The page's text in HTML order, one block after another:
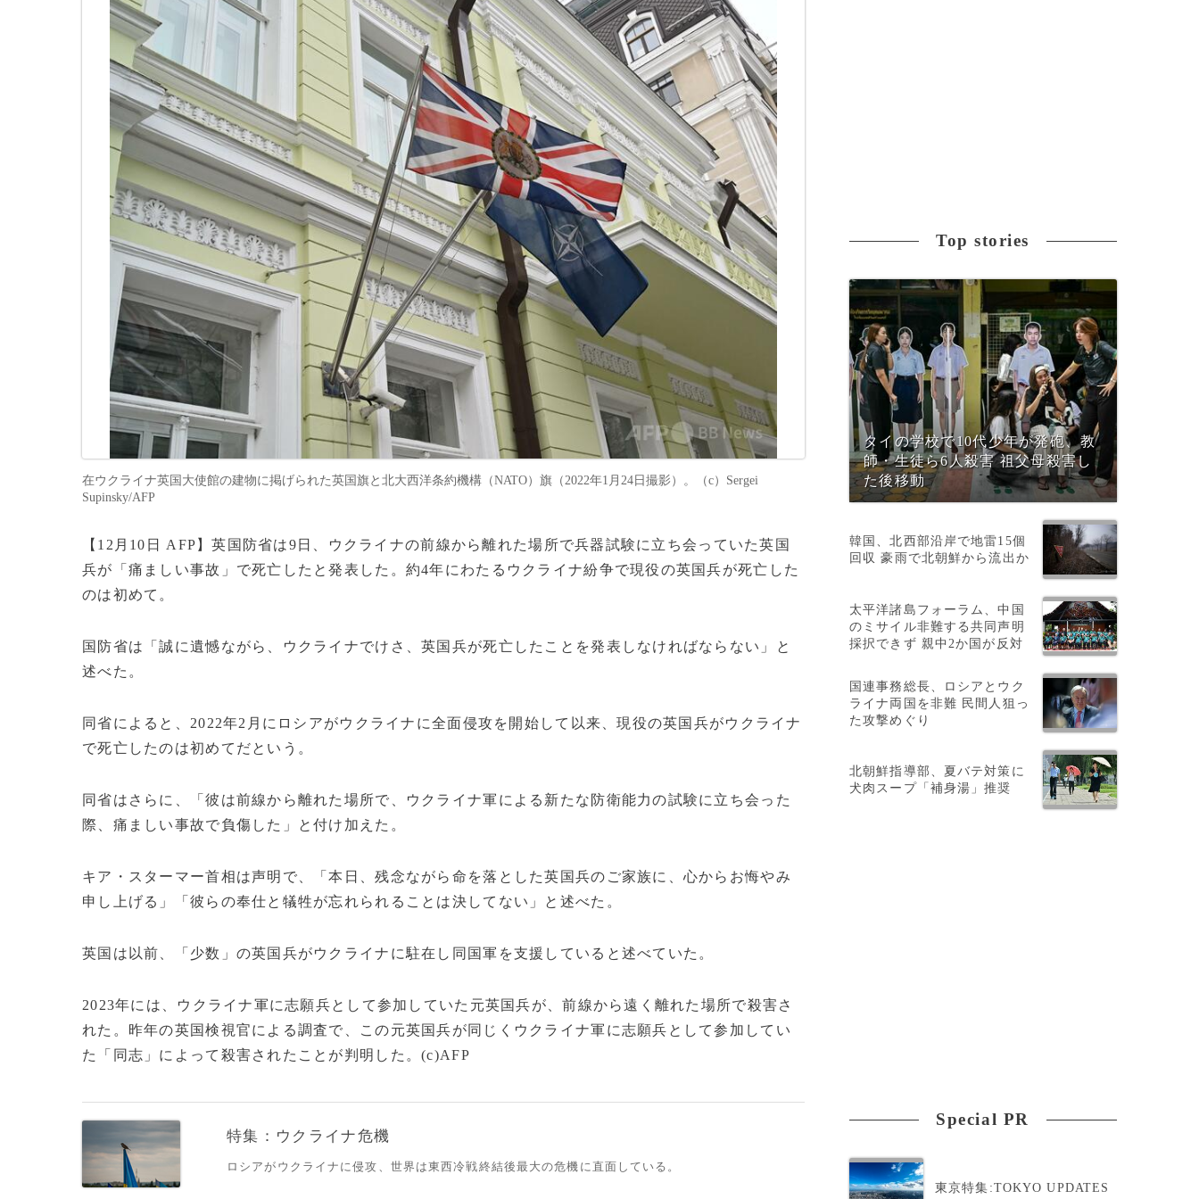
在ウクライナ英国大使館の建物に掲げられた英国旗と北大西洋条約機構（NATO）旗（2022年1月24日撮影）。（c）Sergei
Supinsky/AFP
【12月10日 AFP】英国防省は9日、ウクライナの前線から離れた場所で兵器試験に立ち会っていた英国
兵が「痛ましい事故」で死亡したと発表した。約4年にわたるウクライナ紛争で現役の英国兵が死亡した
のは初めて。
​​国防省は「誠に遺憾ながら、ウクライナでけさ、英国兵が死亡したことを発表しなければならない」と
述べた。
同省によると、2022年2月にロシアがウクライナに全面侵攻を開始して以来、現役の英国兵がウクライナ
で死亡したのは初めてだという。
同省はさらに、「彼は前線から離れた場所で、ウクライナ軍による新たな防衛能力の試験に立ち会った
際、痛ましい事故で負傷した」と付け加えた。
キア・スターマー首相は声明で、「本日、残念ながら命を落とした英国兵のご家族に、心からお悔やみ
申し上げる」「彼らの奉仕と犠牲が忘れられることは決してない」と述べた。
英国は以前、「少数」の英国兵がウクライナに駐在し同国軍を支援していると述べていた。
2023年には、ウクライナ軍に志願兵として参加していた元英国兵が、前線から遠く離れた場所で殺害さ
れた。昨年の英国検視官による調査で、この元英国兵が同じくウクライナ軍に志願兵として参加してい
た「同志」によって殺害されたことが判明した。(c)AFP
特集：ウクライナ危機
ロシアがウクライナに侵攻、世界は東西冷戦終結後最大の危機に直面している。
Top stories
タイの学校で10代少年が発砲、教
師・生徒ら6人殺害 祖父母殺害し
た後移動
韓国、北西部沿岸で地雷15個
回収 豪雨で北朝鮮から流出か
太平洋諸島フォーラム、中国
のミサイル非難する共同声明
採択できず 親中2か国が反対
国連事務総長、ロシアとウク
ライナ両国を非難 民間人狙っ
た攻撃めぐり
北朝鮮指導部、夏バテ対策に
犬肉スープ「補身湯」推奨
Special PR
東京特集:TOKYO UPDATES